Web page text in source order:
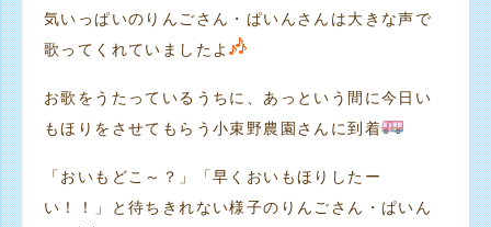
気いっぱいのりんごさん・ぱいんさんは大きな声で
歌ってくれていましたよ
お歌をうたっているうちに、あっという間に今日い
もほりをさせてもらう小束野農園さんに到着
「おいもどこ～？」「早くおいもほりしたー
い！！」と待ちきれない様子のりんごさん・ぱいん